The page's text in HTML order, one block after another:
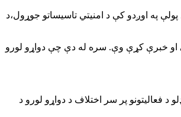
په اوږدو کې د امنیتي تاسیساتو جوړول،د
او خبرې کړې وې. سره له دې چې دواړو لورو
فعالیتونو پر سر اختلاف د دواړو لورو د